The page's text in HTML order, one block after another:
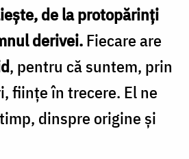
de la protopărinţi
derivei.Fiecare are
, pentru că suntem, prin
fiinţe în trecere. El ne
dinspre origine şi